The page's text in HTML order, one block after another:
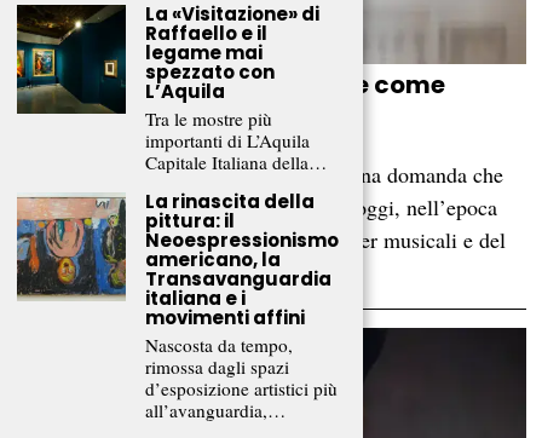
«Di quadro in quadro»: l’arte come
dialogo infinito
Che cosa significa essere originali? È una domanda che
attraversa tutta la storia dell’arte e che oggi, nell’epoca
dei social network, dei remix, delle cover musicali e del
«tutto già visto», sembra…
La «Visitazione» di
Raffaello e il
legame mai
spezzato con
L’Aquila
Tra le mostre più
importanti di L’Aquila
Capitale Italiana della…
La rinascita della
pittura: il
Neoespressionismo
americano, la
Transavanguardia
italiana e i
movimenti affini
Nascosta da tempo,
rimossa dagli spazi
d’esposizione artistici più
all’avanguardia,…